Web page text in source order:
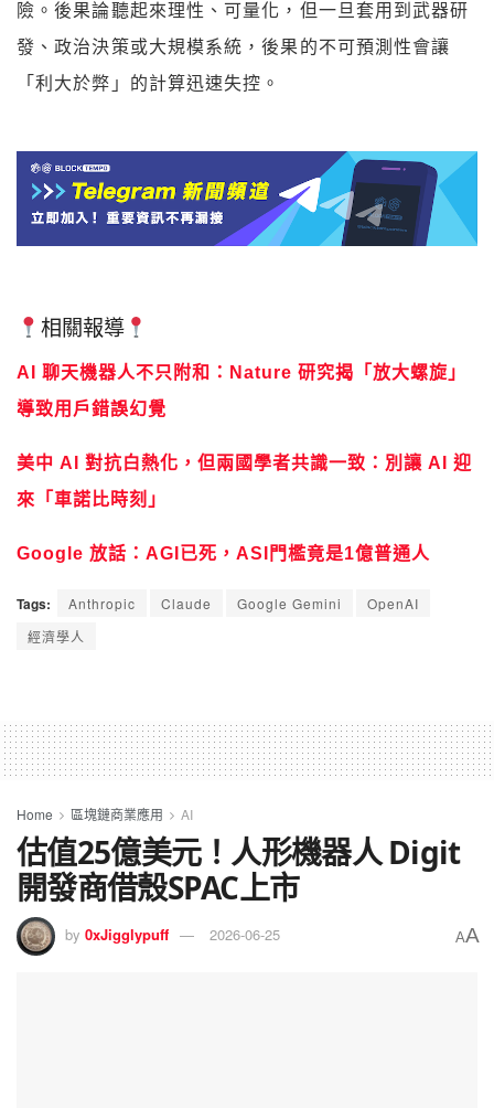
險。後果論聽起來理性、可量化，但一旦套用到武器研
發、政治決策或大規模系統，後果的不可預測性會讓
「利大於弊」的計算迅速失控。
相關報導
AI 聊天機器人不只附和：Nature 研究揭「放大螺旋」
導致用戶錯誤幻覺
美中 AI 對抗白熱化，但兩國學者共識一致：別讓 AI 迎
來「車諾比時刻」
Google 放話：AGI已死，ASI門檻竟是1億普通人
Tags: Anthropic Claude Google Gemini
OpenAI
經濟學人
Home 區塊鏈商業應用 AI
估值25億美元！人形機器人 Digit
開發商借殼SPAC上市
by 0xJigglypuff 2026-06-25 AA